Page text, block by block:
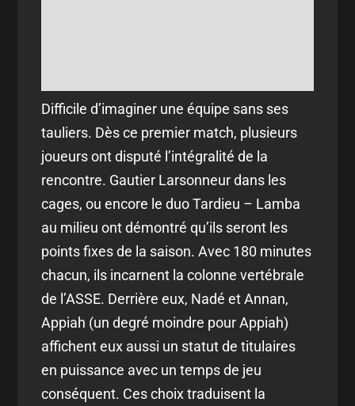
Difficile d’imaginer une équipe sans ses
tauliers. Dès ce premier match, plusieurs
joueurs ont disputé l’intégralité de la
rencontre. Gautier Larsonneur dans les
cages, ou encore le duo Tardieu – Lamba
au milieu ont démontré qu’ils seront les
points fixes de la saison. Avec 180 minutes
chacun, ils incarnent la colonne vertébrale
de l’ASSE. Derrière eux, Nadé et Annan,
Appiah (un degré moindre pour Appiah)
affichent eux aussi un statut de titulaires
en puissance avec un temps de jeu
conséquent. Ces choix traduisent la